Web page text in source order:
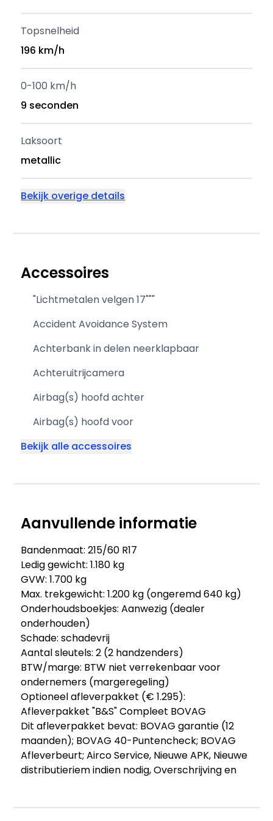
Topsnelheid
196 km/h
0-100 km/h
9 seconden
Laksoort
metallic
Bekijk overige details
Accessoires
"Lichtmetalen velgen 17"""
Accident Avoidance System
Achterbank in delen neerklapbaar
Achteruitrijcamera
Airbag(s) hoofd achter
Airbag(s) hoofd voor
Bekijk alle accessoires
Aanvullende informatie
Bandenmaat: 215/60 R17
Ledig gewicht: 1.180 kg
GVW: 1.700 kg
Max. trekgewicht: 1.200 kg (ongeremd 640 kg)
Onderhoudsboekjes: Aanwezig (dealer
onderhouden)
Schade: schadevrij
Aantal sleutels: 2 (2 handzenders)
BTW/marge: BTW niet verrekenbaar voor
ondernemers (margeregeling)
Optioneel afleverpakket (€ 1.295):
Afleverpakket "B&S" Compleet BOVAG
Dit afleverpakket bevat: BOVAG garantie (12
maanden); BOVAG 40-Puntencheck; BOVAG
Afleverbeurt; Airco Service, Nieuwe APK, Nieuwe
distributieriem indien nodig, Overschrijving en